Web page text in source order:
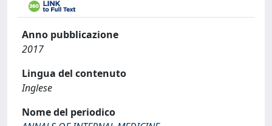
Anno pubblicazione
2017
Lingua del contenuto
Inglese
Nome del periodico